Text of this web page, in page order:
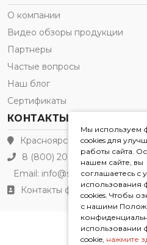
Мы используем
cookies для
работы сайта.
нашем сайте, вы
соглашаетесь с
использования
cookies. Чтобы
с нашими
использовании
cookie, нажмите
О компании
Видео обзоры продукции
Партнеры
Частые вопросы
Наш блог
Сертификаты
КОНТАКТЫ
Красноярск
8 (800) 200-21-91
Email: info@sleepkaif.ru
Контакты филиалов